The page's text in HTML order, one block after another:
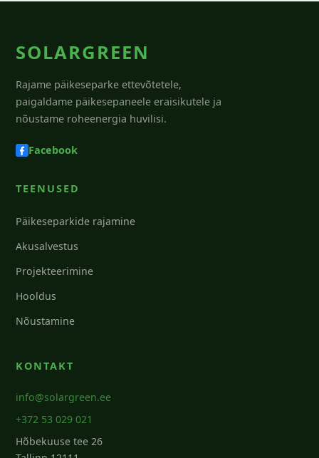
SOLARGREEN
Rajame päikeseparke ettevõtetele,
paigaldame päikesepaneele eraisikutele ja
nõustame roheenergia huvilisi.
Facebook
TEENUSED
Päikeseparkide rajamine
Akusalvestus
Projekteerimine
Hooldus
Nõustamine
KONTAKT
info@solargreen.ee
+372 53 029 021
Hõbekuuse tee 26